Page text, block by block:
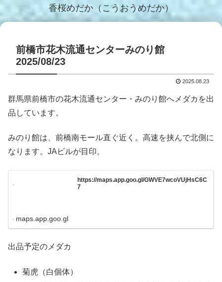
香桜めだか（こうおうめだか）
前橋市花木流通センターみのり館
2025/08/23
2025.08.23
群馬県前橋市の花木流通センター・みのり館へメダカを出
品しています。
みのり館は、前橋南モール直ぐ近く。高速を挟んで北側に
なります。JAビルが目印。
https://maps.app.goo.gl/GWVE7wcoVUjHsC6C
7
maps.app.goo.gl
出品予定のメダカ
菊虎（白個体）